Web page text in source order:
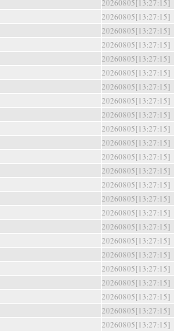
20260805[13:27:15]
20260805[13:27:15]
20260805[13:27:15]
20260805[13:27:15]
20260805[13:27:15]
20260805[13:27:15]
20260805[13:27:15]
20260805[13:27:15]
20260805[13:27:15]
20260805[13:27:15]
20260805[13:27:15]
20260805[13:27:15]
20260805[13:27:15]
20260805[13:27:15]
20260805[13:27:15]
20260805[13:27:15]
20260805[13:27:15]
20260805[13:27:15]
20260805[13:27:15]
20260805[13:27:15]
20260805[13:27:15]
20260805[13:27:15]
20260805[13:27:15]
20260805[13:27:15]